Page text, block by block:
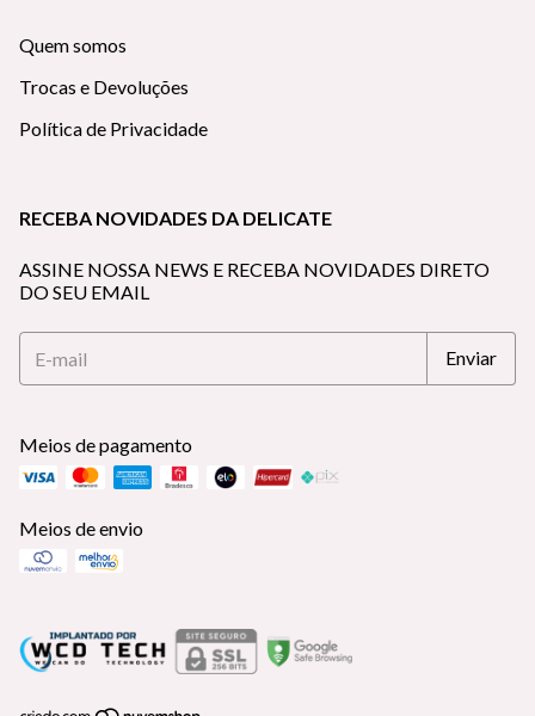
Quem somos
Trocas e Devoluções
Política de Privacidade
RECEBA NOVIDADES DA DELICATE
ASSINE NOSSA NEWS E RECEBA NOVIDADES DIRETO
DO SEU EMAIL
Meios de pagamento
Meios de envio